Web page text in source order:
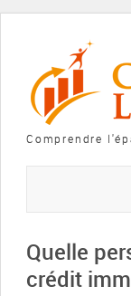
Comprendre
Quelle
crédit